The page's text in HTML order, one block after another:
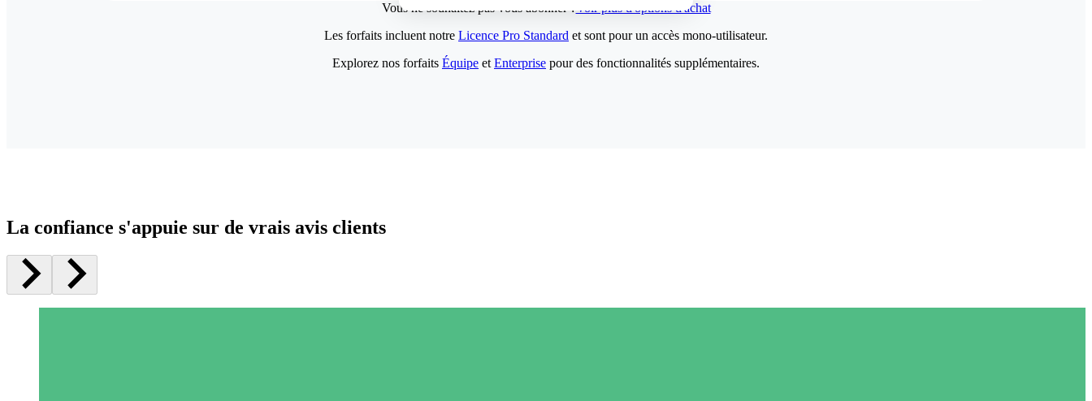
Vous ne souhaitez pas vous abonner ?Voir plus d'options d'achat
Les forfaits incluent notre Licence Pro Standard et sont pour un accès mono-utilisateur.
Explorez nos forfaits Équipe et Enterprise pour des fonctionnalités supplémentaires.
La confiance s'appuie sur de vrais avis clients